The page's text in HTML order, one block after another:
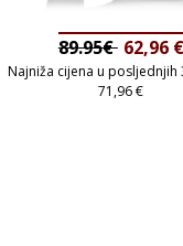
89.95€ 62,96 €
Najniža cijena u posljednjih
71,96€